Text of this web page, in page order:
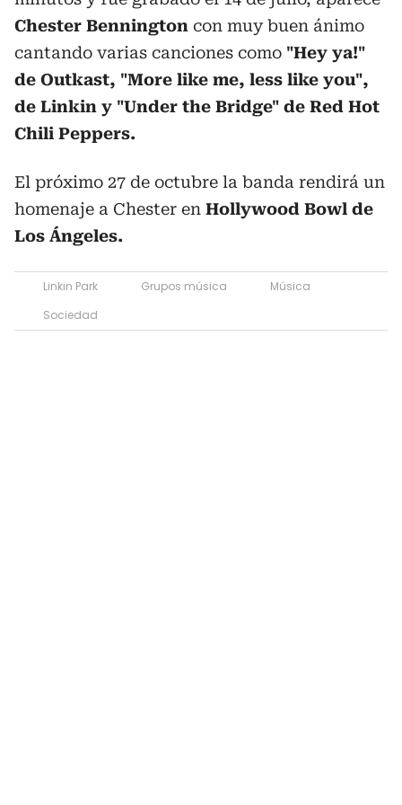
Chester Bennington con muy buen ánimo
cantando varias canciones como "Hey ya!"
de Outkast, "More like me, less like you",
de Linkin y "Under the Bridge" de Red Hot
Chili Peppers.
El próximo 27 de octubre la banda rendirá un
homenaje a Chester en Hollywood Bowl de
Los Ángeles.
Linkin Park Grupos música
Música
Sociedad